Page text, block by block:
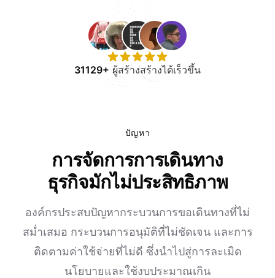
31129+ ผู้สร้างสร้างได้เร็วขึ้น
ปัญหา
การจัดการการเดินทาง
ธุรกิจมักไม่ประสิทธิภาพ
องค์กรประสบปัญหากระบวนการขอเดินทางที่ไม่
สม่ำเสมอ กระบวนการอนุมัติที่ไม่ชัดเจน และการ
ติดตามค่าใช้จ่ายที่ไม่ดี ซึ่งนำไปสู่การละเมิด
นโยบายและใช้งบประมาณเกิน